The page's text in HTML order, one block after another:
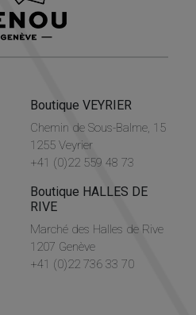
Boutique VEYRIER
Chemin de Sous-Balme, 15
1255 Veyrier
+41 (0)22 559 48 73
Boutique HALLES DE
RIVE
Marché des Halles de Rive
1207 Genève
+41 (0)22 736 33 70